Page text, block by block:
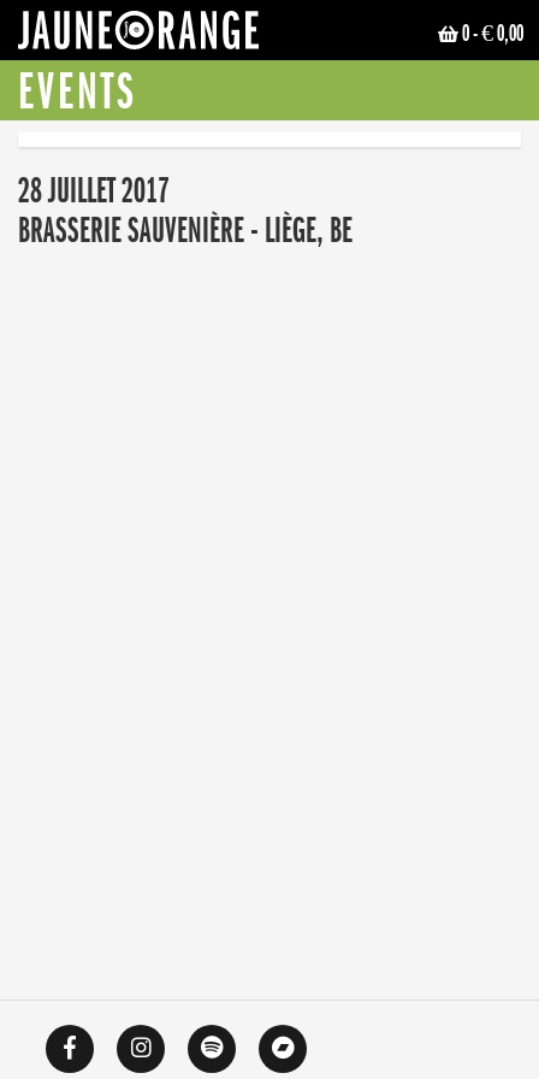
0- € 0,00
EVENTS
28 JUILLET 2017
BRASSERIE SAUVENIÈRE - LIÈGE, BE